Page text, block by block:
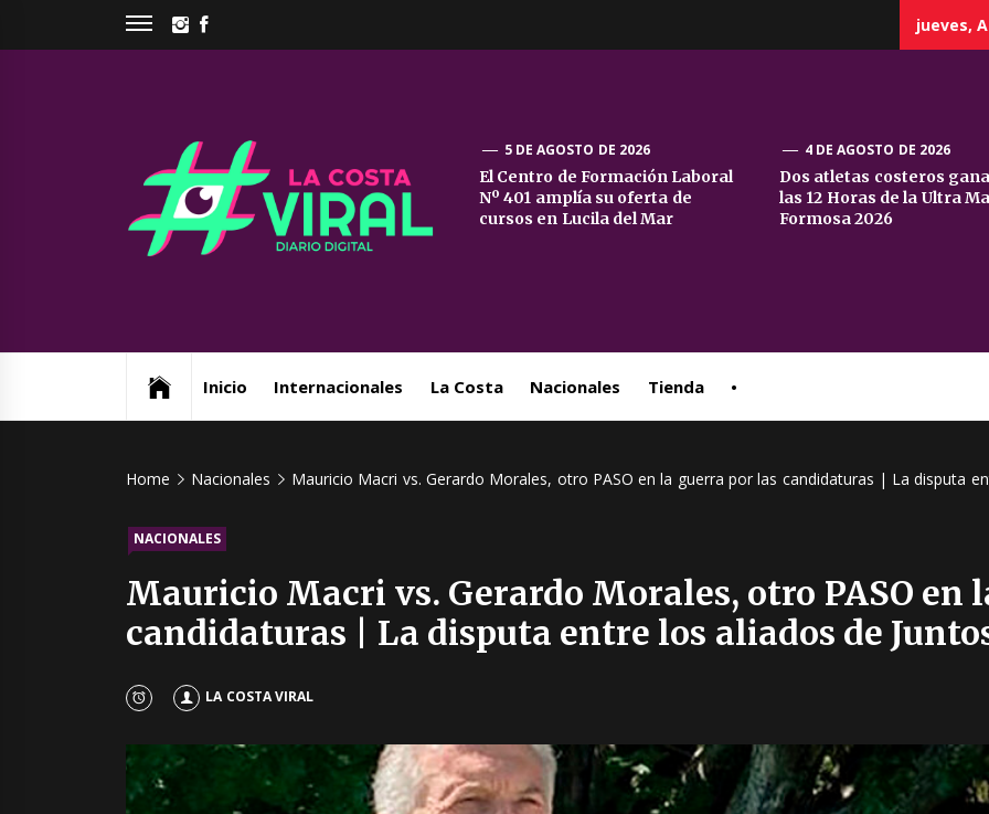
INSTAGRAM
jueves,
La
Costa
5 DE AGOSTO DE 2026
El Centro de Formación Laboral
Nº 401 amplía su oferta de
cursos en Lucila del Mar
4 DE AGOSTO DE 2026
Dos atletas costeros
las 12 Horas de la Ultra
Formosa 2026
Inicio Internacionales La Costa Nacionales Tienda •
Home Nacionales Mauricio Macri vs. Gerardo Morales, otro PASO en la guerra por las candidaturas | La disputa
NACIONALES
Mauricio Macri vs. Gerardo Morales, otro PASO en
candidaturas | La disputa entre los aliados de
LA COSTA VIRAL